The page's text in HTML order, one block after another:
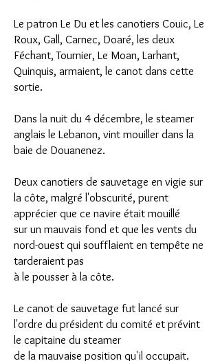
Le patron Le Du et les canotiers Couic, Le
Roux, Gall, Carnec, Doaré, les deux
Féchant, Tournier, Le Moan, Larhant,
Quinquis, armaient, le canot dans cette
sortie.
Dans la nuit du 4 décembre, le steamer
anglais le Lebanon, vint mouiller dans la
baie de Douanenez.
Deux canotiers de sauvetage en vigie sur
la côte, malgré l'obscurité, purent
apprécier que ce navire était mouillé
sur un mauvais fond et que les vents du
nord-ouest qui soufflaient en tempête ne
tarderaient pas
à le pousser à la côte.
Le canot de sauvetage fut lancé sur
l'ordre du président du comité et prévint
le capitaine du steamer
de la mauvaise position qu'il occupait.